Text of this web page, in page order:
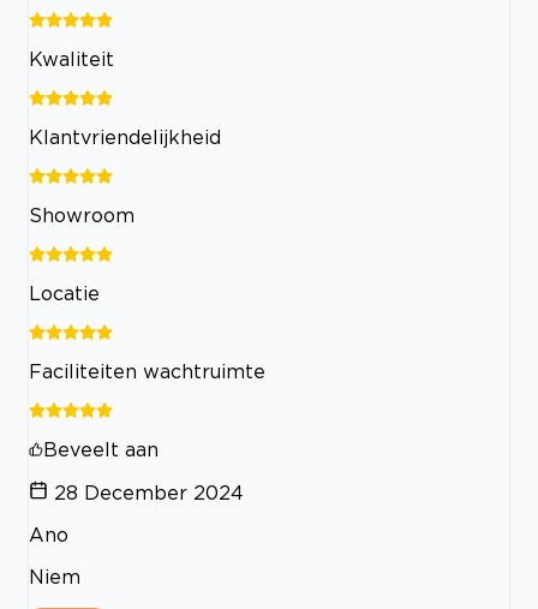
Kwaliteit
Klantvriendelijkheid
Showroom
Locatie
Faciliteiten wachtruimte
Beveelt aan
28 December 2024
Ano
Niem